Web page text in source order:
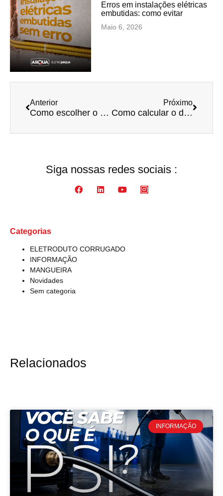
Erros em instalações elétricas
embutidas: como evitar
Maio 6, 2026
Anterior
Como escolher o eletroduto ideal para sua instalação elétrica?
Próximo
Como calcular o diâmetro correto dos eletrodutos para sua instalação elétrica?
Siga nossas redes sociais :​
Categorias
ELETRODUTO CORRUGADO
INFORMAÇÃO
MANGUEIRA
Novidades
Sem categoria
Relacionados
INFORMAÇÃO